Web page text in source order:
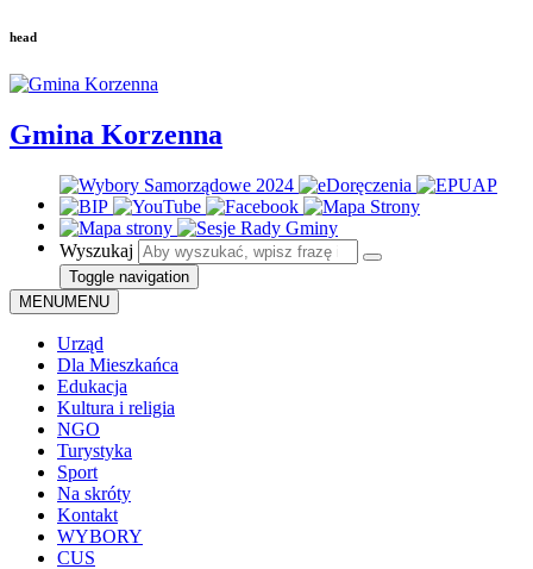
head
Gmina Korzenna
Wyszukaj
Toggle navigation
MENUMENU
Urząd
Dla Mieszkańca
Edukacja
Kultura i religia
NGO
Turystyka
Sport
Na skróty
Kontakt
WYBORY
CUS